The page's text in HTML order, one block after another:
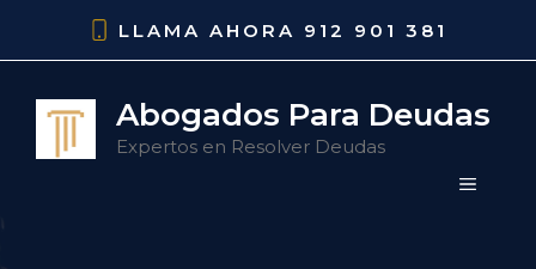
LLAMA AHORA 912 901 381
Abogados Para Deudas
Expertos en Resolver Deudas
MENÚ